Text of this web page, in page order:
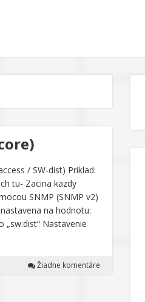
/ SW-dist) Priklad:
tu- Zacina kazdy
SNMP (SNMP v2)
na hodnotu:
„sw:dist“ Nastavenie
Žiadne komentáre